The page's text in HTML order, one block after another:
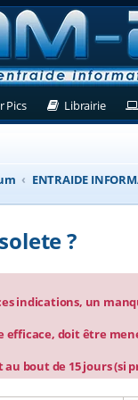
onglet)
Pics(Ouvre un nouvel
Librairie
ENTRAIDE
?
indications, un
efficace, doit être
bout de 15 jours (si